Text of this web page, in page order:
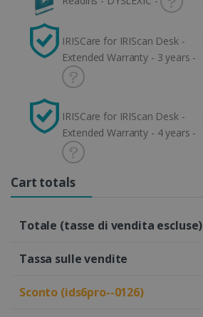
IRISCare for IRIScan Desk -
Extended Warranty - 3 years -
IRISCare for IRIScan Desk -
Extended Warranty - 4 years -
Cart totals
Totale (tasse di vendita escluse)
Tassa sulle vendite
Sconto (ids6pro--0126)